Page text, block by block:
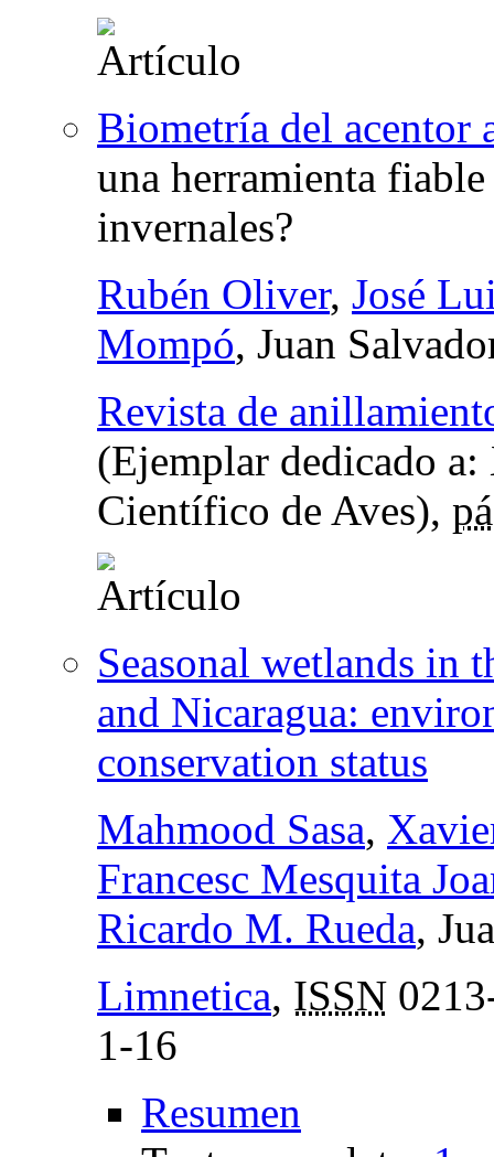
Biometría del acentor
una herramienta
invernales?
Rubén Oliver, José
Mompó, Juan
Revista de
(Ejemplar dedicado
Científico de Aves),
Seasonal wetlands in
and Nicaragua:
conservation status
Mahmood Sasa,
Francesc Mesquita
Ricardo M. Rueda,
Limnetica, ISSN
1-16
Resumen